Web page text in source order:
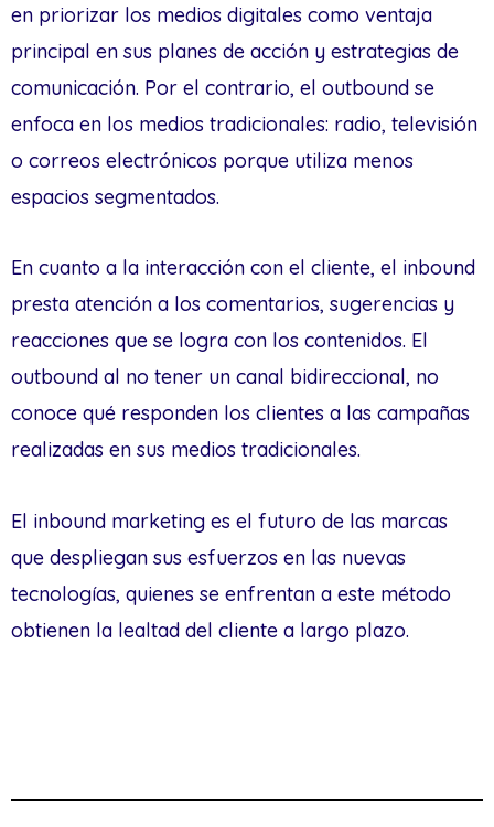
en priorizar los medios digitales como ventaja
principal en sus planes de acción y estrategias de
comunicación. Por el contrario, el outbound se
enfoca en los medios tradicionales: radio, televisión
o correos electrónicos porque utiliza menos
espacios segmentados.
En cuanto a la interacción con el cliente, el inbound
presta atención a los comentarios, sugerencias y
reacciones que se logra con los contenidos. El
outbound al no tener un canal bidireccional, no
conoce qué responden los clientes a las campañas
realizadas en sus medios tradicionales.
El inbound marketing es el futuro de las marcas
que despliegan sus esfuerzos en las nuevas
tecnologías, quienes se enfrentan a este método
obtienen la lealtad del cliente a largo plazo.